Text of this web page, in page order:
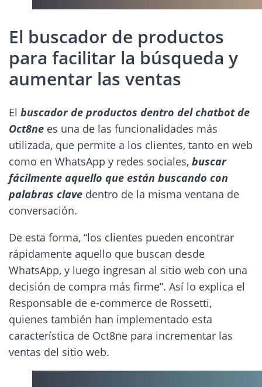
El buscador de productos
para facilitar la búsqueda y
aumentar las ventas
El buscador de productos dentro del chatbot de
Oct8ne es una de las funcionalidades más
utilizada, que permite a los clientes, tanto en web
como en WhatsApp y redes sociales, buscar
fácilmente aquello que están buscando con
palabras clave dentro de la misma ventana de
conversación.
De esta forma, “los clientes pueden encontrar
rápidamente aquello que buscan desde
WhatsApp, y luego ingresan al sitio web con una
decisión de compra más firme”. Así lo explica el
Responsable de e-commerce de Rossetti,
quienes también han implementado esta
característica de Oct8ne para incrementar las
ventas del sitio web.